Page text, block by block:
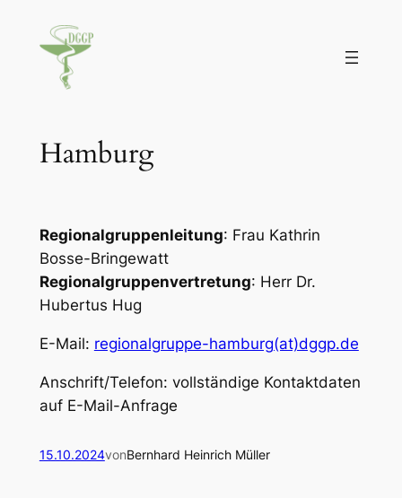
Inhalt
springen
Hamburg
Regionalgruppenleitung: Frau Kathrin
Bosse-Bringewatt
Regionalgruppenvertretung: Herr Dr.
Hubertus Hug
E-Mail: regionalgruppe-hamburg(at)dggp.de
Anschrift/Telefon: vollständige Kontaktdaten
auf E-Mail-Anfrage
15.10.2024vonBernhard Heinrich Müller